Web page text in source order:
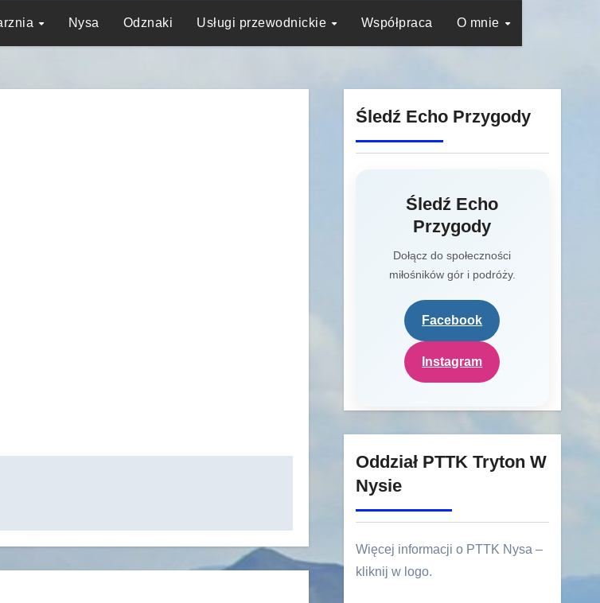
Nysa Odznaki Usługi przewodnickie Współpraca O mnie
Śledź Echo Przygody
Śledź Echo
Przygody
Dołącz do społeczności
miłośników gór i podróży.
Facebook
Instagram
Oddział PTTK Tryton W
Nysie
Więcej informacji o PTTK Nysa –
kliknij w logo.